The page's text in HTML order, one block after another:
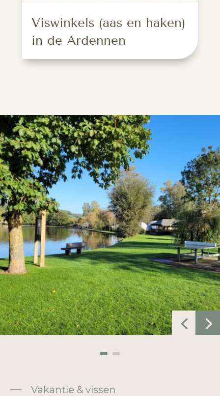
Viswinkels (aas en haken)
in de Ardennen
Vakantie & vissen